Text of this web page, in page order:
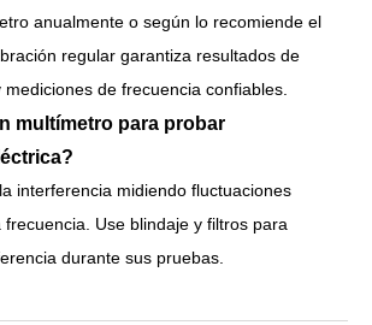
anualmente o según lo recomiende el
regular garantiza resultados de
de frecuencia confiables.
multímetro para probar
interferencia midiendo fluctuaciones
Use blindaje y filtros para
durante sus pruebas.